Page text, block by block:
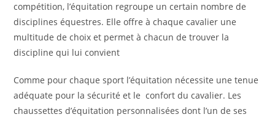
compétition, l’équitation regroupe un certain nombre de
disciplines équestres. Elle offre à chaque cavalier une
multitude de choix et permet à chacun de trouver la
discipline qui lui convient
Comme pour chaque sport l’équitation nécessite une tenue
adéquate pour la sécurité et le confort du cavalier. Les
chaussettes d’équitation personnalisées dont l’un de ses